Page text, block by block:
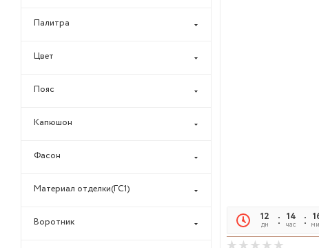
12
дн
14
час
Палитра
Цвет
Пояс
Капюшон
Фасон
Материал отделки(ГС1)
Воротник